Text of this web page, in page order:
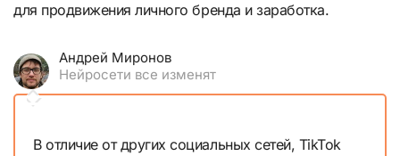
для продвижения личного бренда и заработка.
Андрей Миронов
Нейросети все изменят
В отличие от других социальных сетей, TikTok